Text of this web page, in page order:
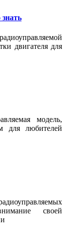
двигателя для
модель,
для любителей
своей